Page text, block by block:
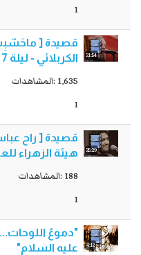
1
21:54
قصيدة [ ماحَسّبِت
الكربلائي - ليلة 7 محرم 1447هـ
1,635 :المشاهدات
1
25:29
قصيدة [ راح
هيئة الزهراء
188 :المشاهدات
1
4:12
"دموعُ
عليه السلام"